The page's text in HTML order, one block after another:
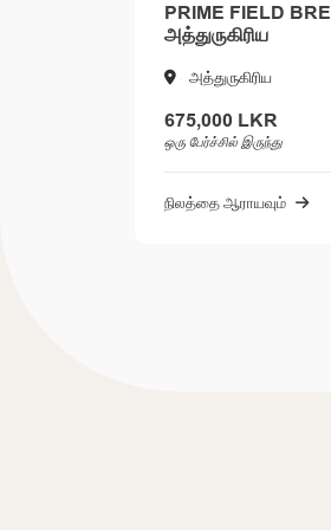
PRIME FIELD BREEZE -
அத்துருகிரிய
அத்துருகிரிய
675,000 LKR
ஒரு பேர்ச்சில் இருந்து
நிலத்தை ஆராயவும்